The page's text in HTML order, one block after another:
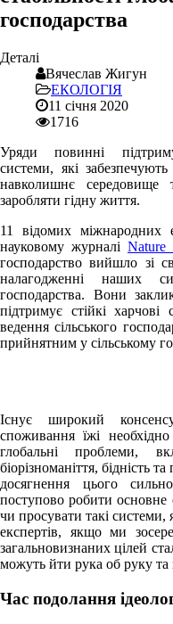
господарства
Деталі
Вячеслав Жигун
ЕКОЛОГІЯ
11 січня 2020
1716
Уряди повинні
системи, які
навколишнє середовище
заробляти гідну життя.
11 відомих міжнародних
науковому журналі Nature
господарство вийшло зі
налагодженні наших
господарства. Вони
підтримує стійкі
ведення сільського
прийнятним у сільському
Існує широкий
споживання їжі
глобальні проблеми,
біорізноманіття, бідність
досягнення цього
поступово робити основне
чи просувати такі
експертів, якщо ми
загальновизнаних цілей
можуть йти рука об руку
Час подолання